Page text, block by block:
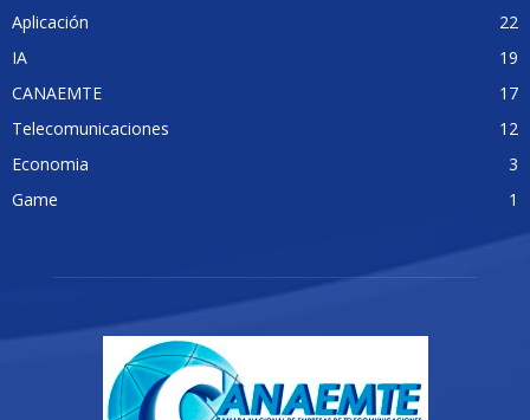
Aplicación
22
IA
19
CANAEMTE
17
Telecomunicaciones
12
Economia
3
Game
1